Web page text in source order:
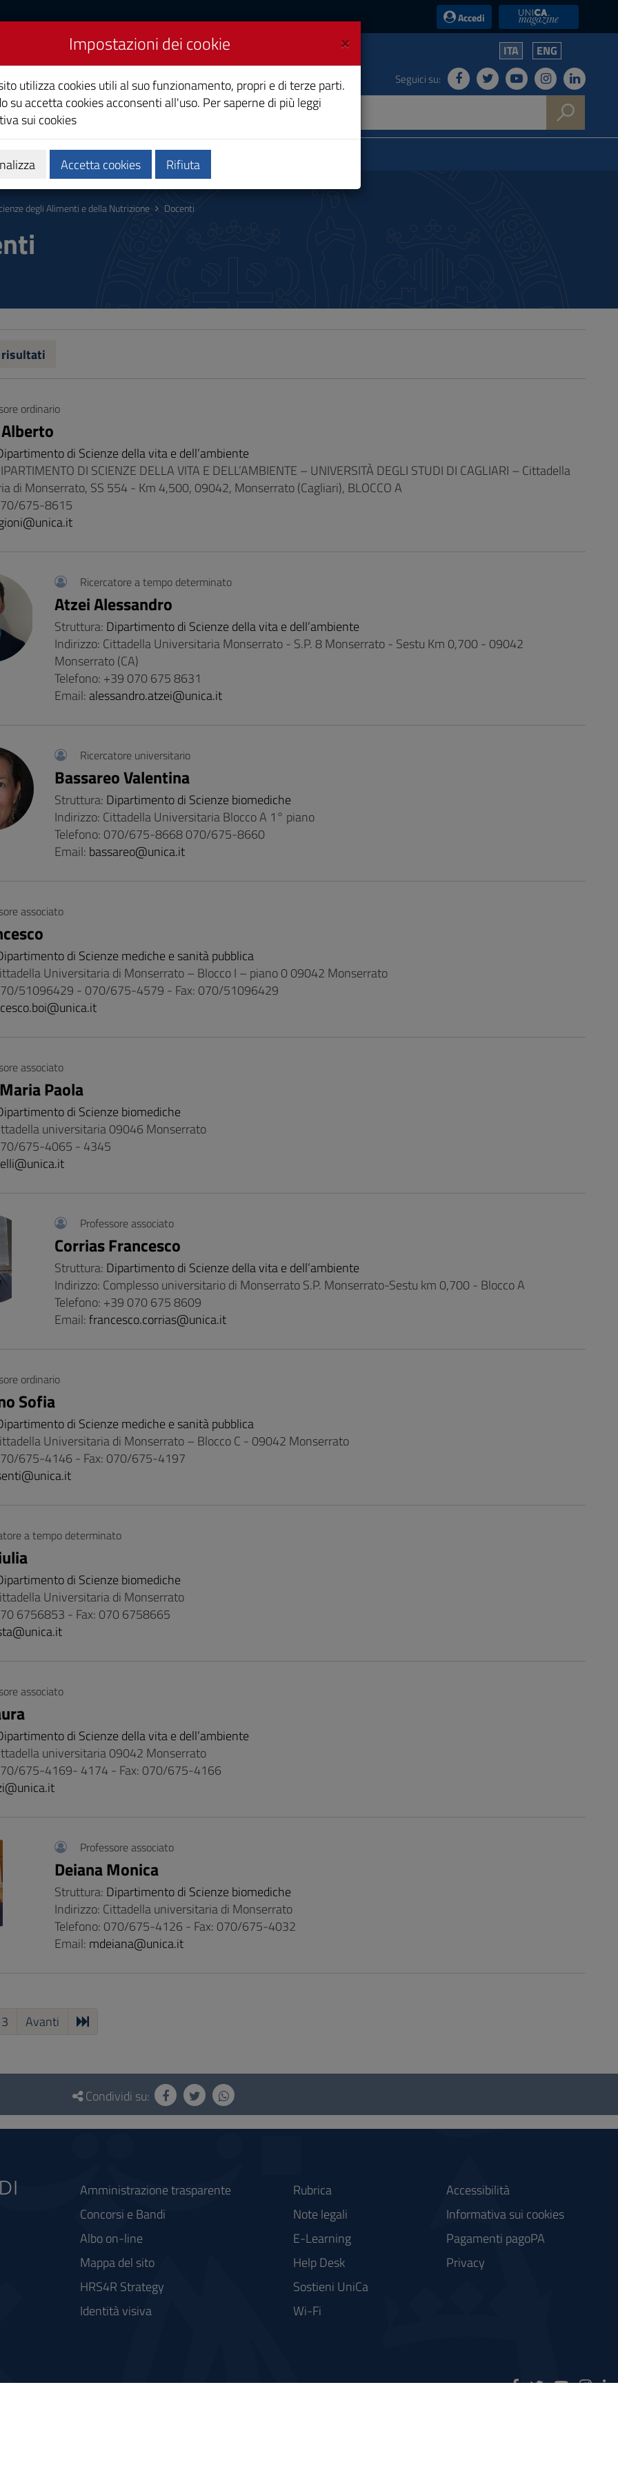
Accedi UniCA News
e della Nutrizione
ITA ENG
Seguici su:
Calendari e orari Qualità e miglioramento
degli Alimenti e della Nutrizione Docenti
ordinario
di Scienze della vita e dell’ambiente
DI SCIENZE DELLA VITA E DELL’AMBIENTE – UNIVERSITÀ DEGLI STUDI DI CAGLIARI – Cittadella
di Monserrato, SS 554 - Km 4,500, 09042, Monserrato (Cagliari), BLOCCO A
675-8615
Ricercatore a tempo determinato
Atzei Alessandro
Struttura: Dipartimento di Scienze della vita e dell’ambiente
Indirizzo: Cittadella Universitaria Monserrato - S.P. 8 Monserrato - Sestu Km 0,700 - 09042
Monserrato (CA)
Telefono: +39 070 675 8631
Email: alessandro.atzei@unica.it
Ricercatore universitario
Bassareo Valentina
Struttura: Dipartimento di Scienze biomediche
Indirizzo: Cittadella Universitaria Blocco A 1° piano
Telefono: 070/675-8668 070/675-8660
Email: bassareo@unica.it
associato
di Scienze mediche e sanità pubblica
Universitaria di Monserrato – Blocco I – piano 0 09042 Monserrato
51096429 - 070/675-4579 - Fax: 070/51096429
associato
Paola
di Scienze biomediche
universitaria 09046 Monserrato
675-4065 - 4345
Professore associato
Corrias Francesco
Struttura: Dipartimento di Scienze della vita e dell’ambiente
Indirizzo: Complesso universitario di Monserrato S.P. Monserrato-Sestu km 0,700 - Blocco A
Telefono: +39 070 675 8609
Email:francesco.corrias@unica.it
ordinario
Sofia
di Scienze mediche e sanità pubblica
Universitaria di Monserrato – Blocco C - 09042 Monserrato
675-4146 - Fax: 070/675-4197
a tempo determinato
di Scienze biomediche
Universitaria di Monserrato
6756853 - Fax: 070 6758665
associato
di Scienze della vita e dell’ambiente
universitaria 09042 Monserrato
675-4169- 4174 - Fax: 070/675-4166
Professore associato
Deiana Monica
Struttura: Dipartimento di Scienze biomediche
Indirizzo: Cittadella universitaria di Monserrato
Telefono: 070/675-4126 - Fax: 070/675-4032
Email: mdeiana@unica.it
3 Avanti
Condividi su:
Amministrazione trasparente
Concorsi e Bandi
Albo on-line
Mappa del sito
HRS4R Strategy
Identità visiva
Rubrica
Note legali
E-Learning
Help Desk
Sostieni UniCa
Wi-Fi
Accessibilità
Informativa sui cookies
Pagamenti pagoPA
Privacy
×
Impostazioni dei cookie
utilizza cookies utili al suo funzionamento, propri e di terze parti.
su accetta cookies acconsenti all'uso. Per saperne di più leggi
sui cookies
Accetta cookies Rifiuta